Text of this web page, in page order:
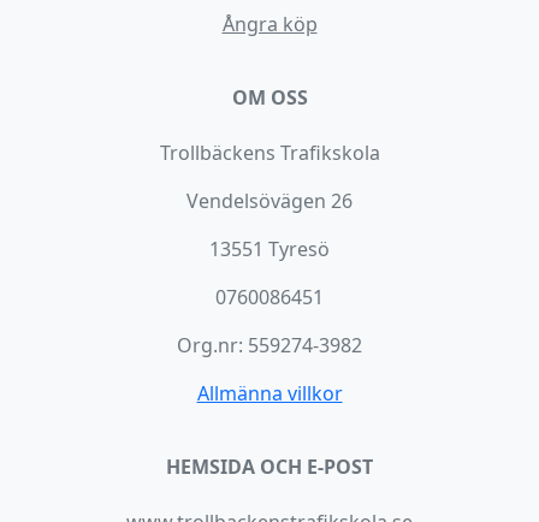
Ångra köp
OM OSS
Trollbäckens Trafikskola
Vendelsövägen 26
13551 Tyresö
0760086451
Org.nr: 559274-3982
Allmänna villkor
HEMSIDA OCH E-POST